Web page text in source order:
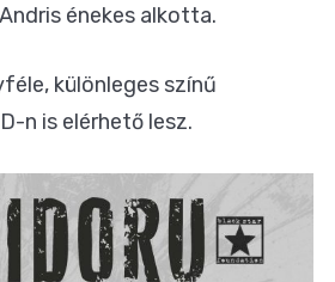
énekes alkotta.
különleges színű
n is elérhető lesz.